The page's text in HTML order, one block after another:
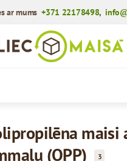
ar mums+371 22178498,
maisi
(OPP)
3